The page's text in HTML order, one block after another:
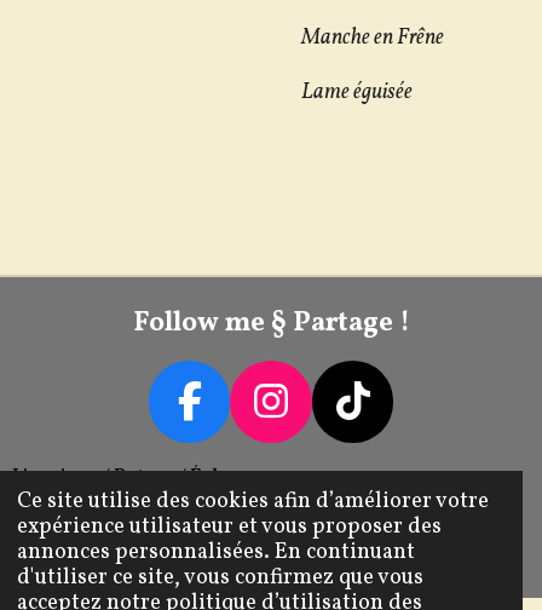
Ce site utilise des cookies afin d’améliorer votre
expérience utilisateur et vous proposer des
annonces personnalisées. En continuant
d'utiliser ce site, vous confirmez que vous
acceptez notre politique d’utilisation des
Manche en Frêne
Lame éguisée
Follow me § Partage !
F
A
C
E
B
I
N
S
T
A
T
I
K
T
O
Livraison / Retour / Échange
Mentions Légales CGV
© 2022 - 2026 Tib's Transforme